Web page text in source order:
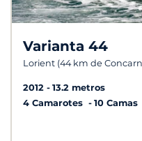
Varianta 44
Lorient (44 km de
2012
13.2 metros
4 Camarotes
10 Camas